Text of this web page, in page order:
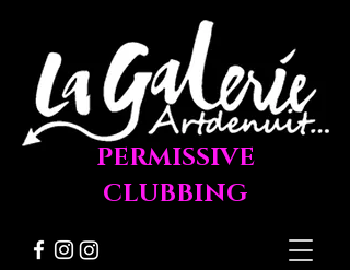
PERMISSIVE
CLUBBING